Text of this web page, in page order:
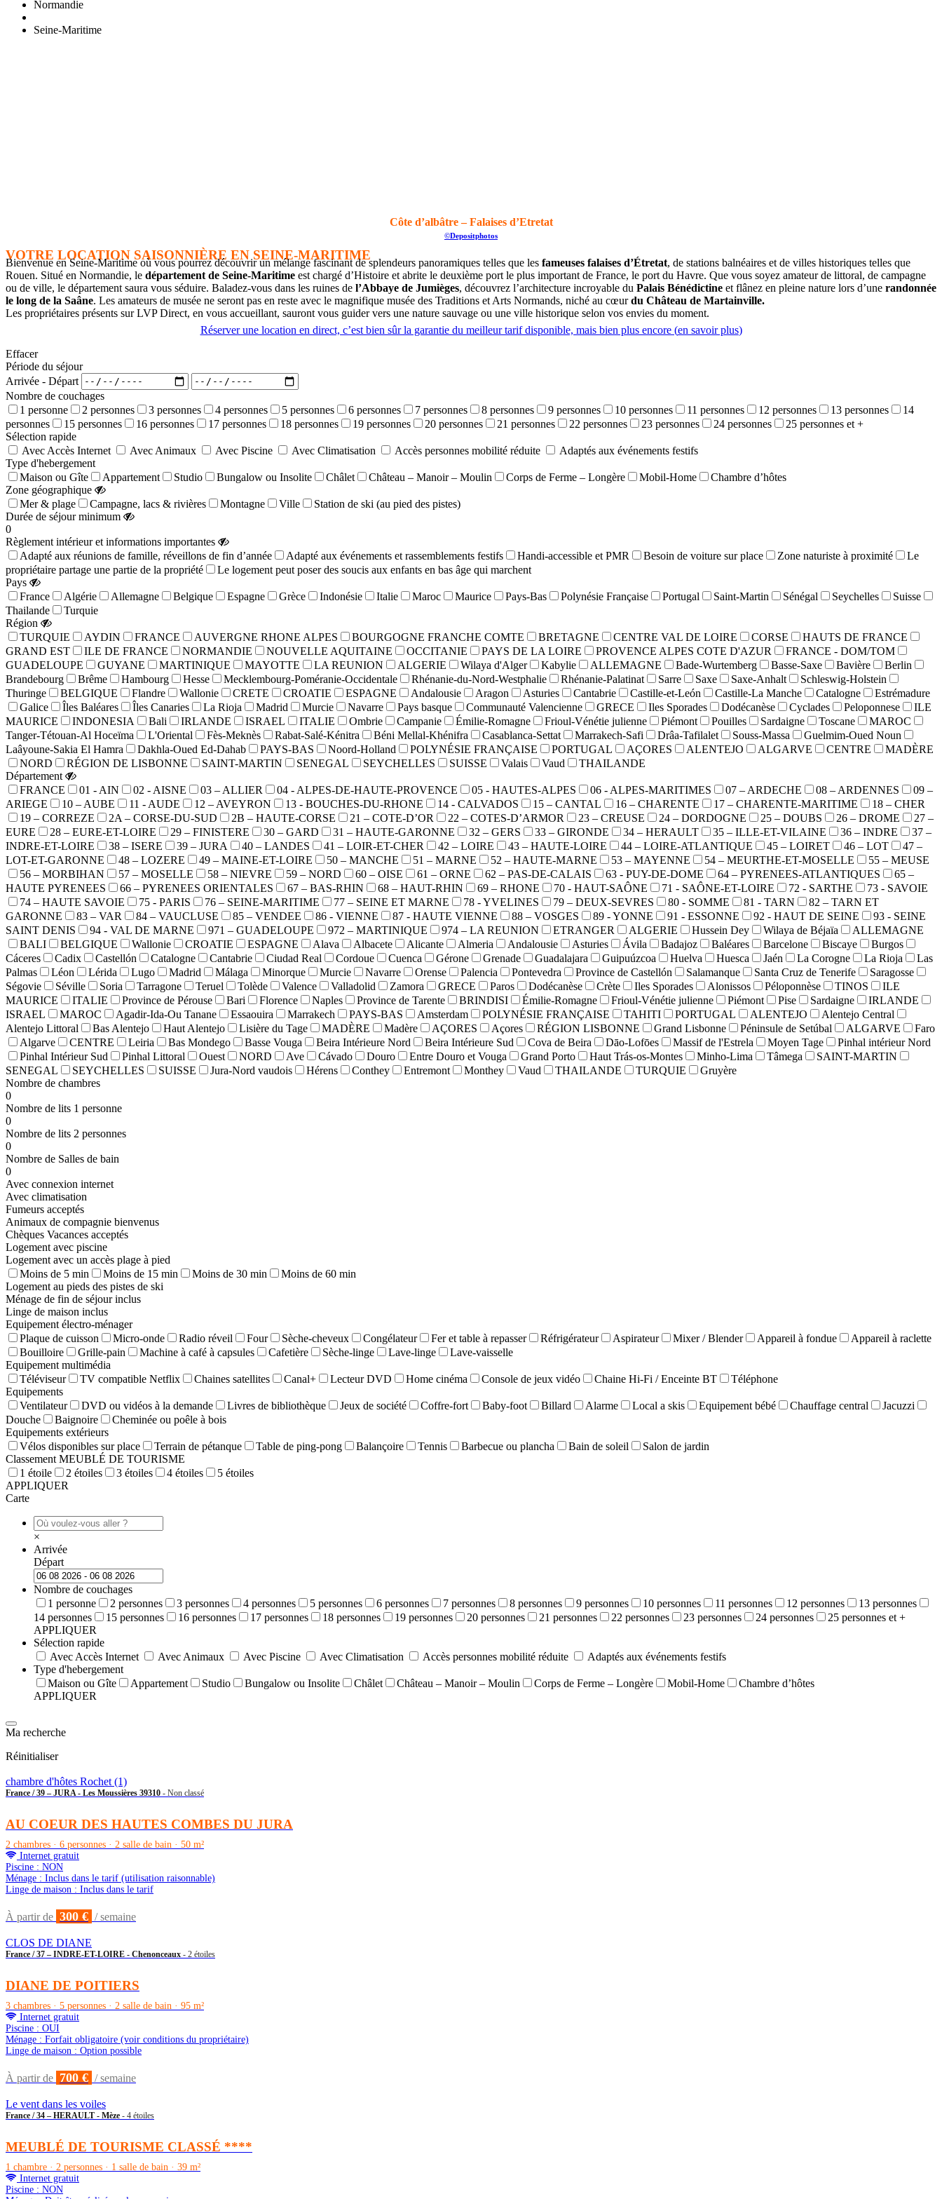
Normandie
Seine-Maritime
Côte d’albâtre – Falaises d’Etretat
©Depositphotos
VOTRE LOCATION SAISONNIÈRE EN SEINE-MARITIME
Bienvenue en Seine-Maritime où vous pourrez découvrir un mélange fascinant de splendeurs panoramiques telles que les fameuses falaises d’Étretat, de stations balnéaires et de villes historiques telles que
Rouen. Situé en Normandie, le département de Seine-Maritime est chargé d’Histoire et abrite le deuxième port le plus important de France, le port du Havre. Que vous soyez amateur de littoral, de campagne
ou de ville, le département saura vous séduire. Baladez-vous dans les ruines de l’Abbaye de Jumièges, découvrez l’architecture incroyable du Palais Bénédictine et flânez en pleine nature lors d’une randonnée
le long de la Saâne. Les amateurs de musée ne seront pas en reste avec le magnifique musée des Traditions et Arts Normands, niché au cœurdu Château de Martainville.
Les propriétaires présents sur LVP Direct, en vous accueillant, sauront vous guider vers une nature sauvage ou une ville historique selon vos envies du moment.
Réserver une location en direct, c’est bien sûr la garantie du meilleur tarif disponible, mais bien plus encore (en savoir plus)
Effacer
Période du séjour
Arrivée - Départ
Nombre de couchages
1 personne
2 personnes 3 personnes 4 personnes 5 personnes 6 personnes 7 personnes 8 personnes 9 personnes 10 personnes 11 personnes 12 personnes 13 personnes
14
personnes
15 personnes 16 personnes 17 personnes 18 personnes 19 personnes 20 personnes 21 personnes 22 personnes 23 personnes 24 personnes
25 personnes et +
Sélection rapide
Avec Accès Internet
Avec Animaux Avec Piscine Avec Climatisation Accès personnes mobilité réduite
Adaptés aux événements festifs
Type d'hebergement
Maison ou Gîte
Appartement Studio Bungalow ou Insolite Châlet Château – Manoir – Moulin Corps de Ferme – Longère Mobil-Home
Chambre d’hôtes
Zone géographique
Mer & plage
Campagne, lacs & rivières Montagne Ville
Station de ski (au pied des pistes)
Durée de séjour minimum
0
Règlement intérieur et informations importantes
Adapté aux réunions de famille, réveillons de fin d’année
Adapté aux événements et rassemblements festifs Handi-accessible et PMR Besoin de voiture sur place Zone naturiste à proximité
Le
propriétaire partage une partie de la propriété
Le logement peut poser des soucis aux enfants en bas âge qui marchent
Pays
France
Algérie Allemagne Belgique Espagne Grèce Indonésie Italie Maroc Maurice Pays-Bas Polynésie Française Portugal Saint-Martin Sénégal Seychelles
Suisse
Thailande
Turquie
Région
TURQUIE
AYDIN FRANCE AUVERGNE RHONE ALPES BOURGOGNE FRANCHE COMTE BRETAGNE CENTRE VAL DE LOIRE CORSE
HAUTS DE FRANCE
GRAND EST
ILE DE FRANCE NORMANDIE NOUVELLE AQUITAINE OCCITANIE PAYS DE LA LOIRE PROVENCE ALPES COTE D'AZUR
FRANCE - DOM/TOM
GUADELOUPE
GUYANE MARTINIQUE MAYOTTE LA REUNION ALGERIE Wilaya d'Alger Kabylie ALLEMAGNE Bade-Wurtemberg Basse-Saxe Bavière
Berlin
Brandebourg
Brême Hambourg Hesse Mecklembourg-Poméranie-Occidentale Rhénanie-du-Nord-Westphalie Rhénanie-Palatinat Sarre Saxe Saxe-Anhalt
Schleswig-Holstein
Thuringe
BELGIQUE Flandre Wallonie CRETE CROATIE ESPAGNE Andalousie Aragon Asturies Cantabrie Castille-et-León Castille-La Manche Catalogne
Estrémadure
Galice
Îles Baléares Îles Canaries La Rioja Madrid Murcie Navarre Pays basque Communauté Valencienne GRECE Iles Sporades Dodécanèse Cyclades Peloponnese
ILE
MAURICE
INDONESIA Bali IRLANDE ISRAEL ITALIE Ombrie Campanie Émilie-Romagne Frioul-Vénétie julienne Piémont Pouilles Sardaigne Toscane
MAROC
Tanger-Tétouan-Al Hoceïma
L'Oriental Fès-Meknès Rabat-Salé-Kénitra Béni Mellal-Khénifra Casablanca-Settat Marrakech-Safi Drâa-Tafilalet Souss-Massa
Guelmim-Oued Noun
Laâyoune-Sakia El Hamra
Dakhla-Oued Ed-Dahab PAYS-BAS Noord-Holland POLYNÉSIE FRANÇAISE PORTUGAL AÇORES ALENTEJO ALGARVE CENTRE
MADÈRE
NORD
RÉGION DE LISBONNE SAINT-MARTIN SENEGAL SEYCHELLES SUISSE Valais Vaud
THAILANDE
Département
FRANCE
01 - AIN 02 - AISNE 03 – ALLIER 04 - ALPES-DE-HAUTE-PROVENCE 05 - HAUTES-ALPES 06 - ALPES-MARITIMES 07 – ARDECHE 08 – ARDENNES
09 –
ARIEGE
10 – AUBE 11 - AUDE 12 – AVEYRON 13 - BOUCHES-DU-RHONE 14 - CALVADOS 15 – CANTAL 16 – CHARENTE 17 – CHARENTE-MARITIME
18 – CHER
19 – CORREZE
2A – CORSE-DU-SUD 2B – HAUTE-CORSE 21 – COTE-D’OR 22 – COTES-D’ARMOR 23 – CREUSE 24 – DORDOGNE 25 – DOUBS 26 – DROME
27 –
EURE
28 – EURE-ET-LOIRE 29 – FINISTERE 30 – GARD 31 – HAUTE-GARONNE 32 – GERS 33 – GIRONDE 34 – HERAULT 35 – ILLE-ET-VILAINE 36 – INDRE
37 –
INDRE-ET-LOIRE
38 – ISERE 39 – JURA 40 – LANDES 41 – LOIR-ET-CHER 42 – LOIRE 43 – HAUTE-LOIRE 44 – LOIRE-ATLANTIQUE 45 – LOIRET 46 – LOT
47 –
LOT-ET-GARONNE
48 – LOZERE 49 – MAINE-ET-LOIRE 50 – MANCHE 51 – MARNE 52 – HAUTE-MARNE 53 – MAYENNE 54 – MEURTHE-ET-MOSELLE
55 – MEUSE
56 – MORBIHAN
57 – MOSELLE 58 – NIEVRE 59 – NORD 60 – OISE 61 – ORNE 62 – PAS-DE-CALAIS 63 - PUY-DE-DOME 64 – PYRENEES-ATLANTIQUES
65 –
HAUTE PYRENEES
66 – PYRENEES ORIENTALES 67 – BAS-RHIN 68 – HAUT-RHIN 69 – RHONE 70 - HAUT-SAÔNE 71 - SAÔNE-ET-LOIRE 72 - SARTHE
73 - SAVOIE
74 – HAUTE SAVOIE
75 - PARIS 76 – SEINE-MARITIME 77 – SEINE ET MARNE 78 - YVELINES 79 – DEUX-SEVRES 80 - SOMME 81 - TARN
82 – TARN ET
GARONNE
83 – VAR 84 – VAUCLUSE 85 – VENDEE 86 - VIENNE 87 - HAUTE VIENNE 88 – VOSGES 89 - YONNE 91 - ESSONNE 92 - HAUT DE SEINE
93 - SEINE
SAINT DENIS
94 - VAL DE MARNE 971 – GUADELOUPE 972 – MARTINIQUE 974 – LA REUNION ETRANGER ALGERIE Hussein Dey Wilaya de Béjaïa
ALLEMAGNE
BALI
BELGIQUE Wallonie CROATIE ESPAGNE Alava Albacete Alicante Almeria Andalousie Asturies Ávila Badajoz Baléares Barcelone Biscaye
Burgos
Cáceres
Cadix Castellón Catalogne Cantabrie Ciudad Real Cordoue Cuenca Gérone Grenade Guadalajara Guipuúzcoa Huelva Huesca Jaén La Corogne La Rioja
Las
Palmas
Léon Lérida Lugo Madrid Málaga Minorque Murcie Navarre Orense Palencia Pontevedra Province de Castellón Salamanque Santa Cruz de Tenerife
Saragosse
Ségovie
Séville Soria Tarragone Teruel Tolède Valence Valladolid Zamora GRECE Paros Dodécanèse Crète Iles Sporades Alonissos Péloponnèse TINOS
ILE
MAURICE
ITALIE Province de Pérouse Bari Florence Naples Province de Tarente BRINDISI Émilie-Romagne Frioul-Vénétie julienne Piémont Pise Sardaigne
IRLANDE
ISRAEL
MAROC Agadir-Ida-Ou Tanane Essaouira Marrakech PAYS-BAS Amsterdam POLYNÉSIE FRANÇAISE TAHITI PORTUGAL ALENTEJO
Alentejo Central
Alentejo Littoral
Bas Alentejo Haut Alentejo Lisière du Tage MADÈRE Madère AÇORES Açores RÉGION LISBONNE Grand Lisbonne Péninsule de Setúbal ALGARVE
Faro
Algarve
CENTRE Leiria Bas Mondego Basse Vouga Beira Intérieure Nord Beira Intérieure Sud Cova de Beira Dāo-Lofōes Massif de l'Estrela Moyen Tage
Pinhal intérieur Nord
Pinhal Intérieur Sud
Pinhal Littoral Ouest NORD Ave Cávado Douro Entre Douro et Vouga Grand Porto Haut Trás-os-Montes Minho-Lima Tâmega
SAINT-MARTIN
SENEGAL
SEYCHELLES SUISSE Jura-Nord vaudois Hérens Conthey Entremont Monthey Vaud THAILANDE TURQUIE
Gruyère
Nombre de chambres
0
Nombre de lits 1 personne
0
Nombre de lits 2 personnes
0
Nombre de Salles de bain
0
Avec connexion internet
Avec climatisation
Fumeurs acceptés
Animaux de compagnie bienvenus
Chèques Vacances acceptés
Logement avec piscine
Logement avec un accès plage à pied
Moins de 5 min
Moins de 15 min Moins de 30 min
Moins de 60 min
Logement au pieds des pistes de ski
Ménage de fin de séjour inclus
Linge de maison inclus
Equipement électro-ménager
Plaque de cuisson
Micro-onde Radio réveil Four Sèche-cheveux Congélateur Fer et table à repasser Réfrigérateur Aspirateur Mixer / Blender Appareil à fondue
Appareil à raclette
Bouilloire
Grille-pain Machine à café à capsules Cafetière Sèche-linge Lave-linge
Lave-vaisselle
Equipement multimédia
Téléviseur
TV compatible Netflix Chaines satellites Canal+ Lecteur DVD Home cinéma Console de jeux vidéo Chaine Hi-Fi / Enceinte BT
Téléphone
Equipements
Ventilateur
DVD ou vidéos à la demande Livres de bibliothèque Jeux de société Coffre-fort Baby-foot Billard Alarme Local a skis Equipement bébé Chauffage central
Jacuzzi
Douche
Baignoire
Cheminée ou poêle à bois
Equipements extérieurs
Vélos disponibles sur place
Terrain de pétanque Table de ping-pong Balançoire Tennis Barbecue ou plancha Bain de soleil
Salon de jardin
Classement MEUBLÉ DE TOURISME
1 étoile
2 étoiles 3 étoiles 4 étoiles
5 étoiles
APPLIQUER
Carte
×
Arrivée
Départ
Nombre de couchages
1 personne
2 personnes 3 personnes 4 personnes 5 personnes 6 personnes 7 personnes 8 personnes 9 personnes 10 personnes 11 personnes 12 personnes
13 personnes
14 personnes
15 personnes 16 personnes 17 personnes 18 personnes 19 personnes 20 personnes 21 personnes 22 personnes 23 personnes 24 personnes
25 personnes et +
APPLIQUER
Sélection rapide
Avec Accès Internet
Avec Animaux Avec Piscine Avec Climatisation Accès personnes mobilité réduite
Adaptés aux événements festifs
Type d'hebergement
Maison ou Gîte
Appartement Studio Bungalow ou Insolite Châlet Château – Manoir – Moulin Corps de Ferme – Longère Mobil-Home
Chambre d’hôtes
APPLIQUER
Ma recherche
Réinitialiser
chambre d'hôtes Rochet (1)
France / 39 – JURA - Les Moussières 39310 - Non classé
AU COEUR DES HAUTES COMBES DU JURA
2 chambres · 6 personnes · 2 salle de bain · 50 m²
Internet gratuit
Piscine : NON
Ménage : Inclus dans le tarif (utilisation raisonnable)
Linge de maison : Inclus dans le tarif
À partir de 300 € / semaine
CLOS DE DIANE
France / 37 – INDRE-ET-LOIRE - Chenonceaux - 2 étoiles
DIANE DE POITIERS
3 chambres · 5 personnes · 2 salle de bain · 95 m²
Internet gratuit
Piscine : OUI
Ménage : Forfait obligatoire (voir conditions du propriétaire)
Linge de maison : Option possible
À partir de 700 € / semaine
Le vent dans les voiles
France / 34 – HERAULT - Mèze - 4 étoiles
MEUBLÉ DE TOURISME CLASSÉ ****
1 chambre · 2 personnes · 1 salle de bain · 39 m²
Internet gratuit
Piscine : NON